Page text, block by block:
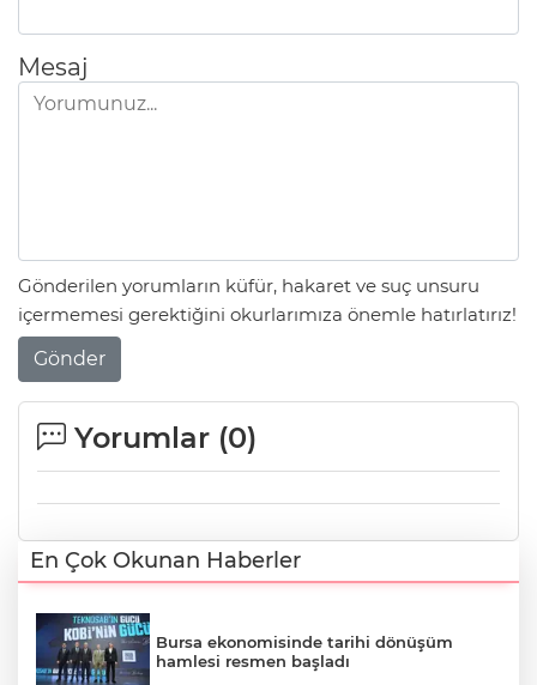
Mesaj
Gönderilen yorumların küfür, hakaret ve suç unsuru
içermemesi gerektiğini okurlarımıza önemle hatırlatırız!
Gönder
Yorumlar (0)
En Çok Okunan Haberler
Bursa ekonomisinde tarihi dönüşüm
hamlesi resmen başladı